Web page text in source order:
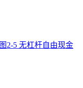
图2-5 无杠杆自由现金